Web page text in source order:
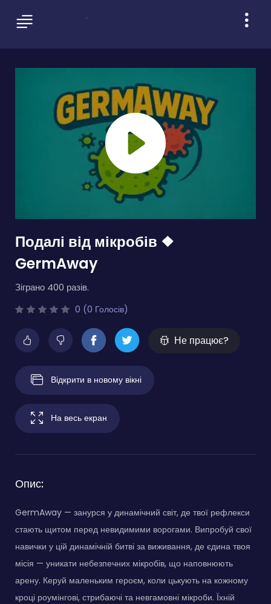
Подалі від мікробів ❖
GermAway
Зіграно 400 разів.
0 (0 Голосів)
Не працює?
Відкрити в новому вікні
На весь екран
Опис:
GermAway — занурся у динамічний світ, де твої рефлекси
стають щитом перед невидимими ворогами. Випробуй свої
навички у цій динамічній битві за виживання, де єдина твоя
місія — уникати небезпечних мікробів, що наповнюють
арену. Керуй маленьким героєм, коли цькують на кожному
кроці роумінгові, стрибаючі та невгамовні мікроби. Їхній